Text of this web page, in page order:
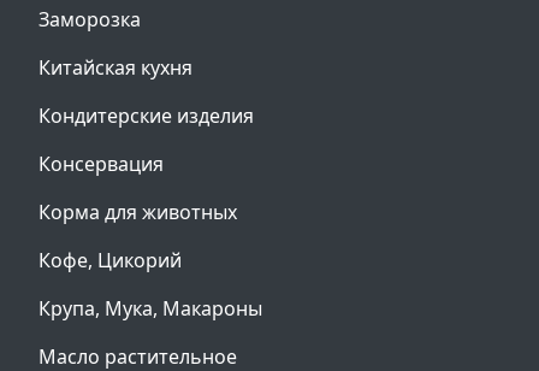
Заморозка
Китайская кухня
Кондитерские изделия
Консервация
Корма для животных
Кофе, Цикорий
Крупа, Мука, Макароны
Масло растительное